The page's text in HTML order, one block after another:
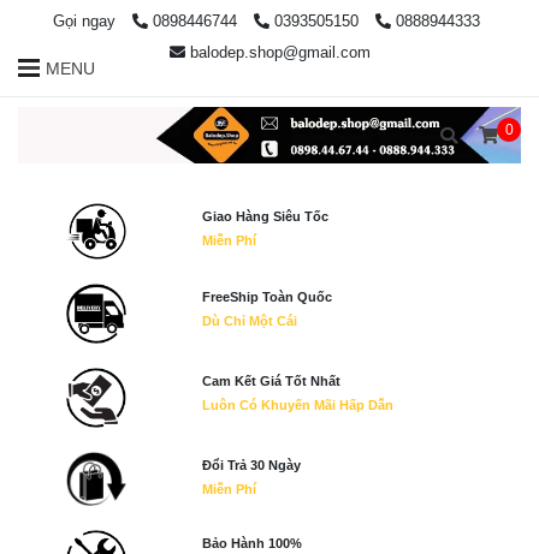
Gọi ngay 0898446744 0393505150
0888944333
balodep.shop@gmail.com
MENU
0
Giao Hàng Siêu Tốc
Miễn Phí
FreeShip Toàn Quốc
Dù Chỉ Một Cái
Cam Kết Giá Tốt Nhất
Luôn Có Khuyến Mãi Hấp Dẫn
Đổi Trả 30 Ngày
Miễn Phí
Bảo Hành 100%